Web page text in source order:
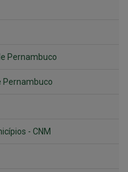
Pernambuco
Pernambuco
- CNM